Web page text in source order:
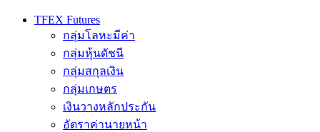
TFEX Futures
กลุ่มโลหะมีค่า
กลุ่มหุ้นดัชนี
กลุ่มสกุลเงิน
กลุ่มเกษตร
เงินวางหลักประกัน
อัตราค่านายหน้า